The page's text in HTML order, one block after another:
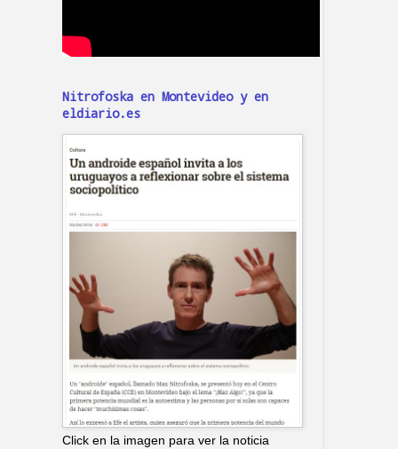
Nitrofoska en Montevideo y en
eldiario.es
Click en la imagen para ver la noticia